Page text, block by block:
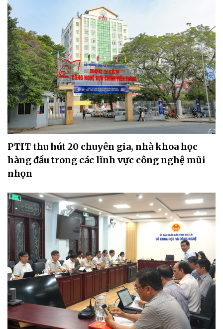
PTIT thu hút 20 chuyên gia, nhà khoa học
hàng đầu trong các lĩnh vực công nghệ mũi
nhọn